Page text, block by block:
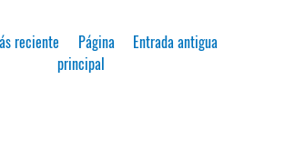
reciente Entrada antigua
Página
principal